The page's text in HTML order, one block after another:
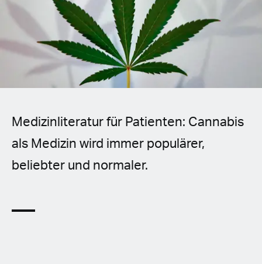
Spanish (Latin America)
German
French
Czech
Polish
Medizinliteratur für Patienten: Cannabis
als Medizin wird immer populärer,
beliebter und normaler.